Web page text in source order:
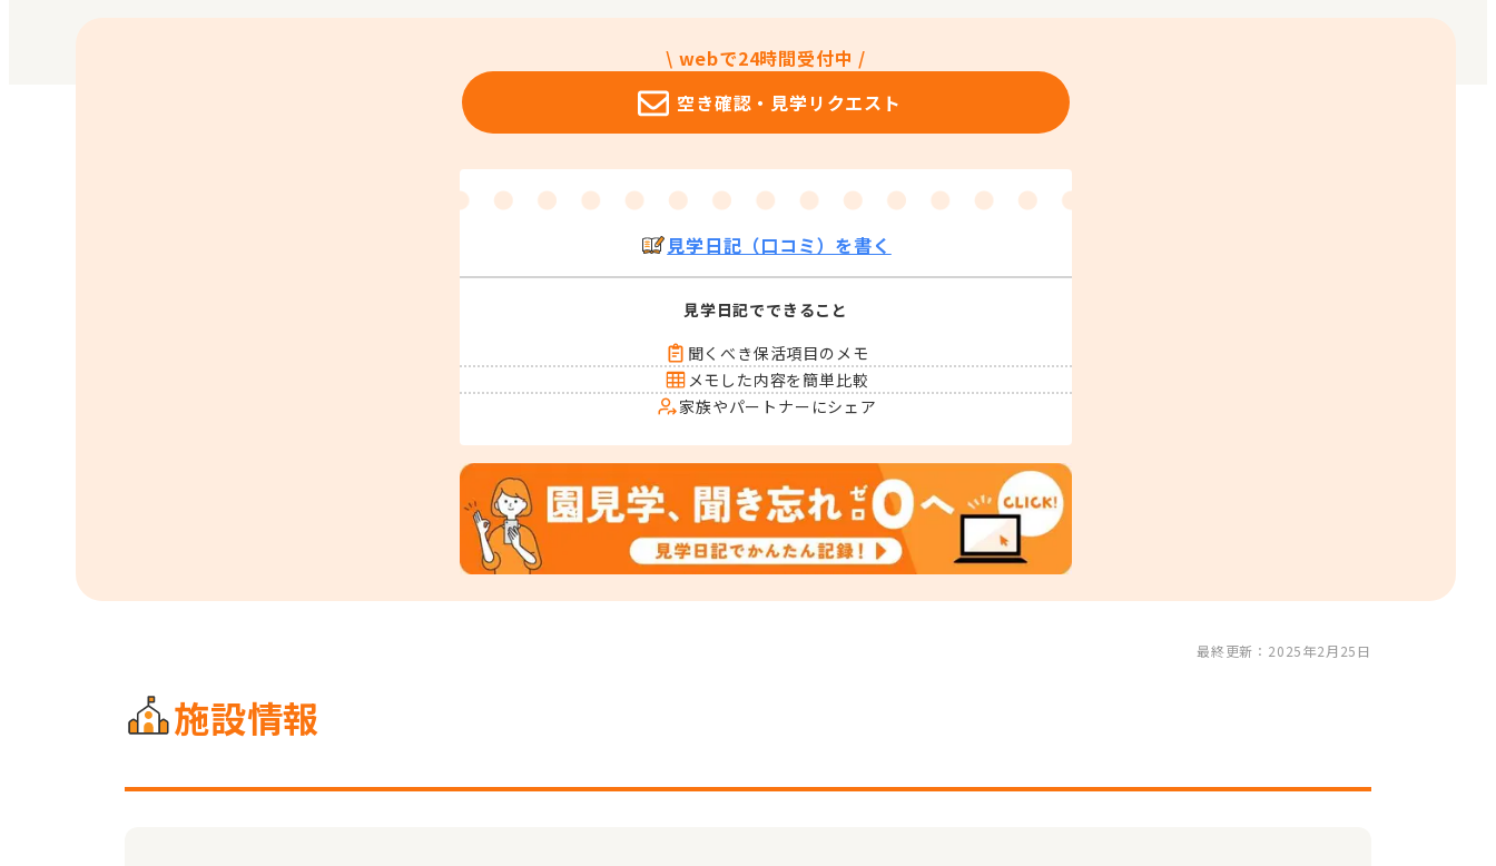
\ webで24時間受付中 /
空き確認・ 見学リクエスト
見学日記（口コミ）を書く
見学日記でできること
聞くべき保活項目のメモ
メモした内容を簡単比較
家族やパートナーにシェア
最終更新：2025年2月25日
施設情報